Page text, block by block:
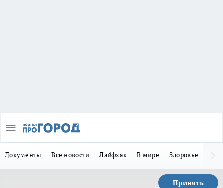
Документы Все новости Лайфхак В мире Здоровье
Принять